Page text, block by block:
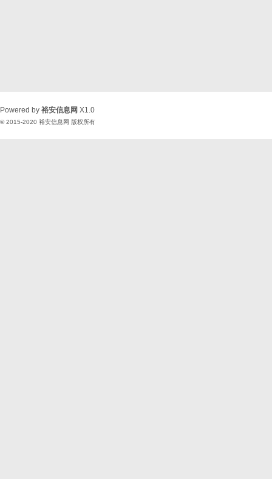
Powered by 裕安信息网 X1.0
© 2015-2020 裕安信息网 版权所有